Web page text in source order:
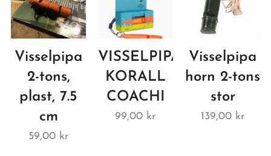
Visselpipa
2-tons,
plast, 7.5
cm
59,00kr
VISSELPIPA
KORALL
COACHI
99,00 kr
Visselpipa
horn 2-tons
stor
139,00kr